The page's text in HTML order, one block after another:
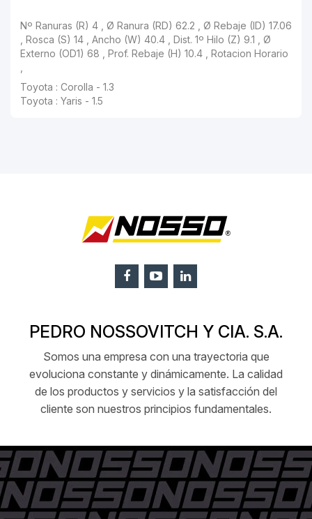
Nº Ranuras (R) 4 , Ø Ranura (RD) 62.2 , Ø Rebaje (ID) 17.06
, Rosca (S) 14 , Ancho (W) 40.4 , Dist. 1º Hilo (Z) 9.1 , Ø
Externo (OD1) 68 , Prof. Rebaje (H) 10.4 , Rotacion Horario
Toyota : Corolla - 1.3
Toyota : Yaris - 1.5
PEDRO NOSSOVITCH Y CIA. S.A.
Somos una empresa con una trayectoria que
evoluciona constante y dinámicamente. La calidad
de los productos y servicios y la satisfacción del
cliente son nuestros principios fundamentales.